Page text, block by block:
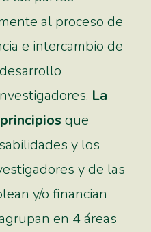
al proceso de
e intercambio de
La
que
y los
y de las
y/o financian
en 4 áreas